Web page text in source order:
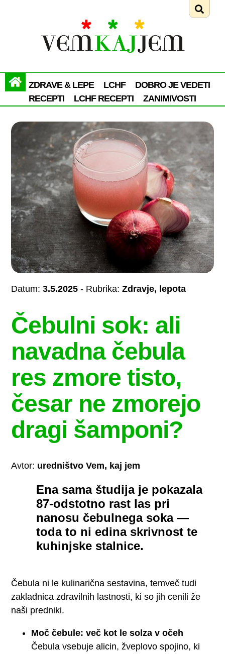
ZDRAVE & LEPE LCHF
DOBRO JE VEDETI
RECEPTI
LCHF RECEPTI ZANIMIVOSTI
Datum:3.5.2025 - Rubrika:Zdravje, lepota
Čebulni sok: ali
navadna čebula
res zmore tisto,
česar ne zmorejo
dragi šamponi?
Avtor: uredništvo Vem, kaj jem
Ena sama študija je pokazala
87-odstotno rast las pri
nanosu čebulnega soka —
toda to ni edina skrivnost te
kuhinjske stalnice.
Čebula ni le kulinarična sestavina, temveč tudi
zakladnica zdravilnih lastnosti, ki so jih cenili že
naši predniki.
Moč čebule: več kot le solza v očeh
Čebula vsebuje alicin, žveplovo spojino, ki